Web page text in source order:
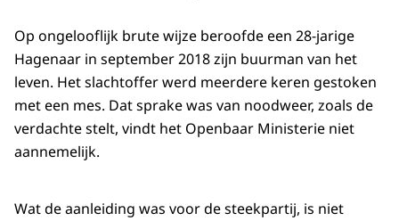
Op ongelooflijk brute wijze beroofde een 28-jarige
Hagenaar in september 2018 zijn buurman van het
leven. Het slachtoffer werd meerdere keren gestoken
met een mes. Dat sprake was van noodweer, zoals de
verdachte stelt, vindt het Openbaar Ministerie niet
aannemelijk.
Wat de aanleiding was voor de steekpartij, is niet